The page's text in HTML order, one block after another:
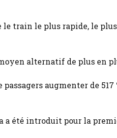
train le plus rapide, le
alternatif de plus en
augmenter de
été introduit pour la